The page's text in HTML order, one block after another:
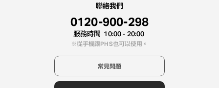
聯絡我們
0120-900-298
服務時間 10:00 - 20:00
從手機跟PHS也可以使用。
常見問題